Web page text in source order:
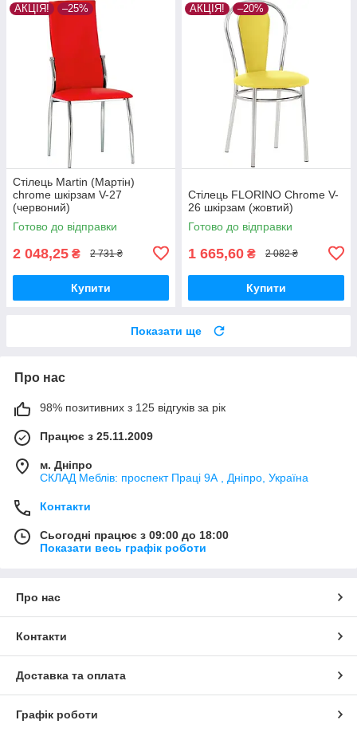
АКЦІЯ! –25%
Стілець Martin (Мартін)
chrome шкірзам V-27
(червоний)
Готово до відправки
2 048,25 ₴ 2 731 ₴
Купити
АКЦІЯ! –20%
Стілець FLORINO Chrome V-
26 шкірзам (жовтий)
Готово до відправки
1 665,60 ₴ 2 082 ₴
Купити
Показати ще
Про нас
98% позитивних з 125 відгуків за рік
Працює з 25.11.2009
м. Дніпро
СКЛАД Меблів: проспект Праці 9А , Дніпро, Україна
Контакти
Сьогодні працює з 09:00 до 18:00
Показати весь графік роботи
Про нас
Контакти
Доставка та оплата
Графік роботи